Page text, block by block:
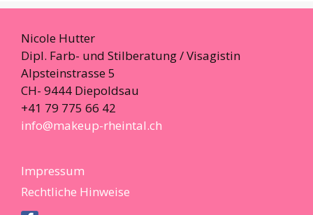
Nicole Hutter
Dipl. Farb- und Stilberatung / Visagistin
Alpsteinstrasse 5
CH- 9444 Diepoldsau
+41 79 775 66 42
info@makeup-rheintal.ch
Impressum
Rechtliche Hinweise